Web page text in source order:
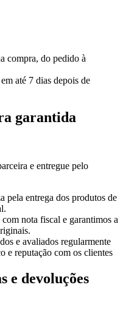
compra, do pedido à
em até 7 dias depois de
garantida
e entregue pelo
pela entrega dos produtos de
nota fiscal e garantimos a
e avaliados regularmente
e reputação com os clientes
e devoluções